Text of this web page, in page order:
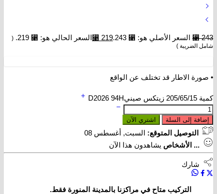
⃁243 السعر الأصلي هو: ⃁ 243. ⃁ 219 السعر الحالي هو: ⃁ 219.
(
شامل الضريبة )
• صورة الاطار قد تختلف عن الواقع
كمية 205/65/15 زيتكس صينيD2026 94H
إضافة إلى السلة اشتري الآن
التوصيل المتوقع:
السبت, أغسطس 08
...
الأشخاص يشاهدون هذا الآن
شارك
التركيب متاح في مراكزنا بالمدينة المنورة فقط.